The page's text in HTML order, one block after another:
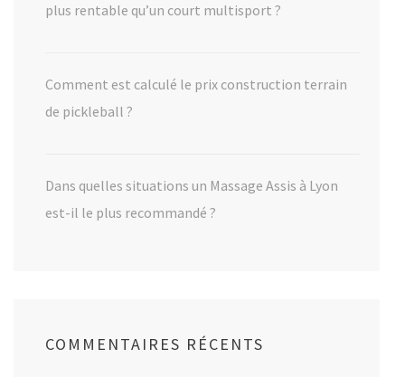
plus rentable qu’un court multisport ?
Comment est calculé le prix construction terrain
de pickleball ?
Dans quelles situations un Massage Assis à Lyon
est-il le plus recommandé ?
COMMENTAIRES RÉCENTS